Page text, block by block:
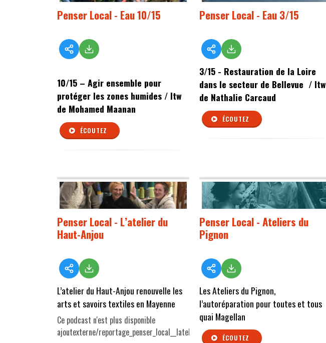
Penser Local - Eau 10/15
10/15 – Agir ensemble pour
protéger les zones humides / Itw
de Mohamed Maanan
ÉCOUTEZ
Penser Local - Eau 3/15
3/15 - Restauration de la Loire
dans le secteur de Bellevue / Itw
de Nathalie Carcaud
ÉCOUTEZ
Penser Local - L’atelier du
Haut-Anjou
L’atelier du Haut-Anjou renouvelle les
arts et savoirs textiles en Mayenne
Ce podcast n'est plus disponible
ajoutexterne/reportage_penser_local__lateli.mp3
Penser Local - Ateliers du
Pignon
Les Ateliers du Pignon,
l’autoréparation pour toutes et tous
quai Magellan
ÉCOUTEZ